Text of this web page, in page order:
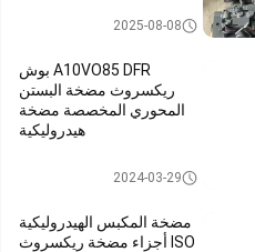
اتصل الآن
شارك
مضخة مكبس هيدروليكي
2025-08-08
A10VO85 DFR بوش
ريكسروث مضخة البستن
المحوري المخصصة مضخة
هيدروليكية
مضخات ريكسروث الهيدروليكية
2024-03-29
مضخة المكبس الهيدروليكية
ISO أجزاء مضخة ريكسروث